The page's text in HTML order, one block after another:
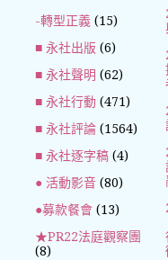
-轉型正義 (15)
■ 永社出版 (6)
■ 永社聲明 (62)
■ 永社行動 (471)
■ 永社評論 (1564)
■ 永社逐字稿 (4)
● 活動影音 (80)
●募款餐會 (13)
★PR22法庭觀察團
(8)